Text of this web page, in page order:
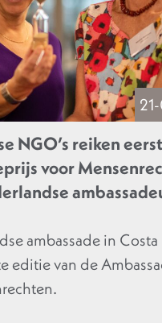
NGO’s reiken
voor
ambassade in Costa
editie van de